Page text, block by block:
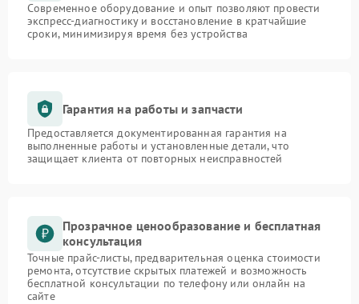
Современное оборудование и опыт позволяют провести
экспресс-диагностику и восстановление в кратчайшие
сроки, минимизируя время без устройства
Гарантия на работы и запчасти
Предоставляется документированная гарантия на
выполненные работы и установленные детали, что
защищает клиента от повторных неисправностей
Прозрачное ценообразование и бесплатная
консультация
Точные прайс-листы, предварительная оценка стоимости
ремонта, отсутствие скрытых платежей и возможность
бесплатной консультации по телефону или онлайн на
сайте